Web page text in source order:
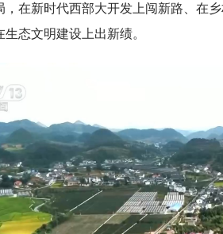
，在新时代西部大开发上闯新路、在
生态文明建设上出新绩。